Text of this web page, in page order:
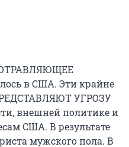
в США. Эти крайне
УГРОЗУ
внешней политике и
США. В результате
мужского пола. В